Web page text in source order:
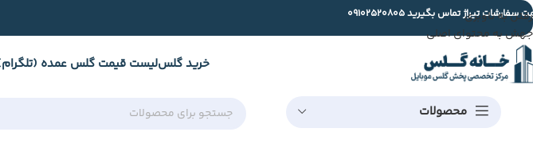
رفتن به ناوبری
جهش به محتوای اصلی
09102520805سفارشات تیراژ تماس بگیرید
خرید گلسلیست قیمت گلس عمده
محصولات